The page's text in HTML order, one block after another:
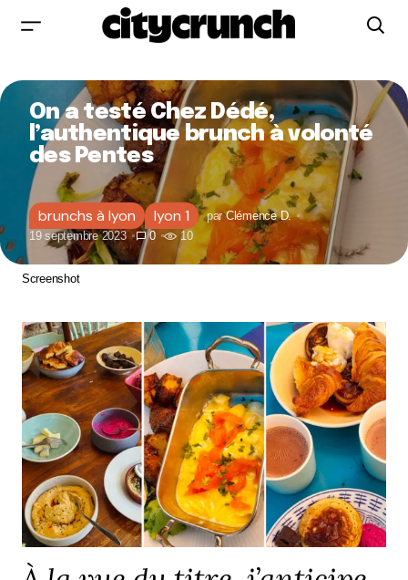
On a testé Chez Dédé,
l’authentique brunch à volonté
des Pentes
brunchs à lyon lyon 1 par Clémence D.
19 septembre 2023
0 10
Screenshot